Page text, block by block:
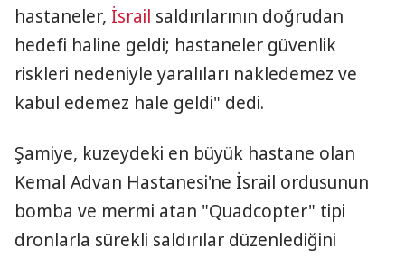
hastaneler, İsrail saldırılarının doğrudan
hedefi haline geldi; hastaneler güvenlik
riskleri nedeniyle yaralıları nakledemez ve
kabul edemez hale geldi" dedi.
Şamiye, kuzeydeki en büyük hastane olan
Kemal Advan Hastanesi'ne İsrail ordusunun
bomba ve mermi atan "Quadcopter" tipi
dronlarla sürekli saldırılar düzenlediğini